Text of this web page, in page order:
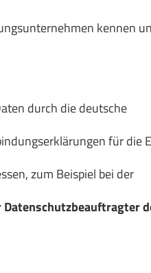
kennen
durch die deutsche
für die
zum Beispiel bei der